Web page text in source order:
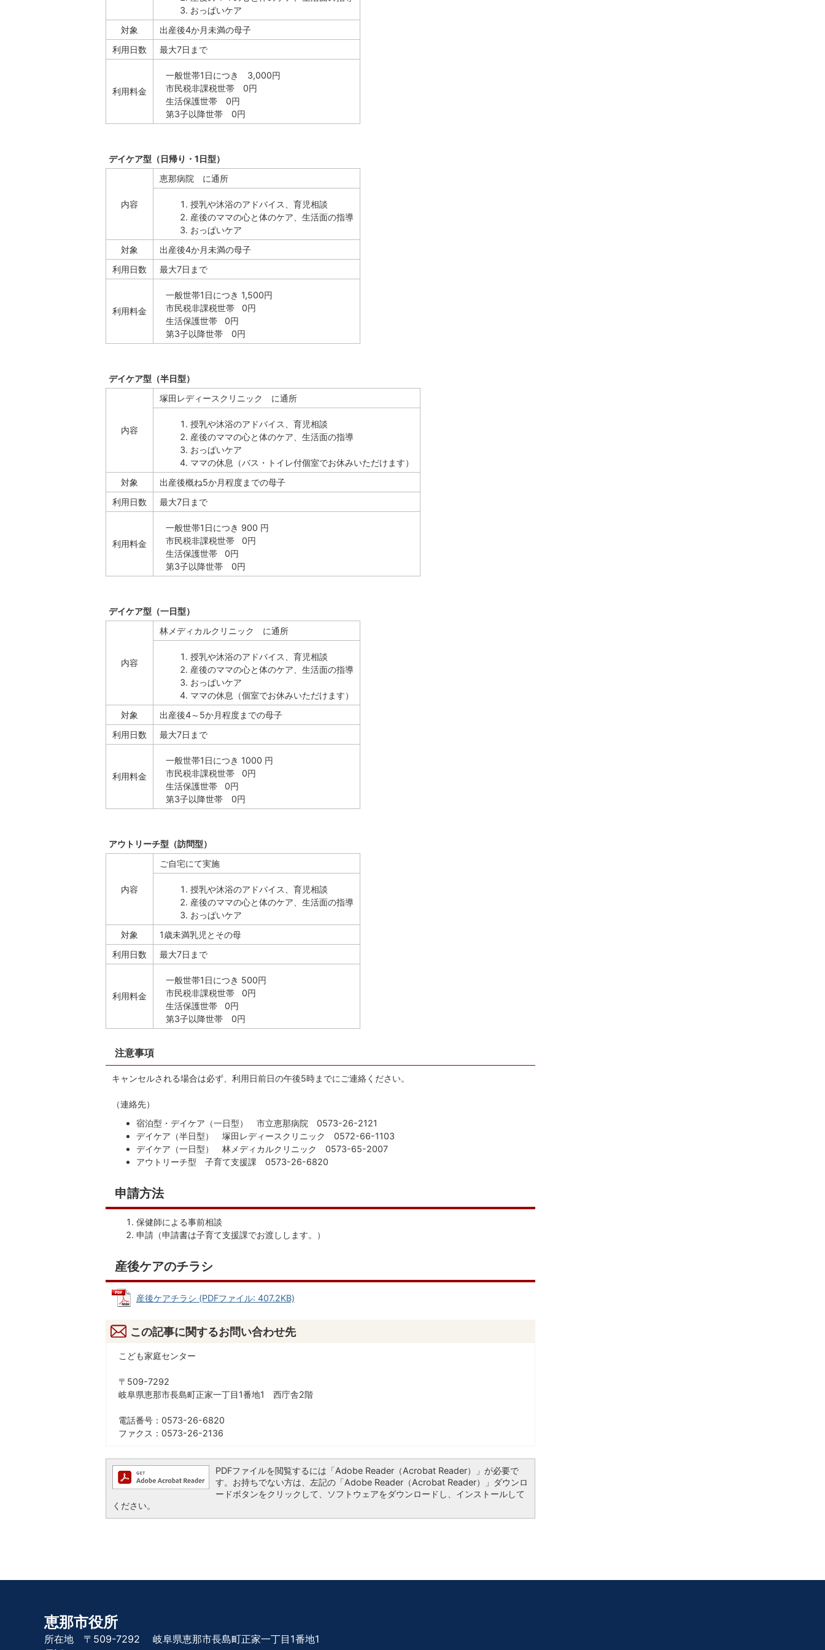
おっぱいケア
対象
出産後4か月未満の母子
利用日数
最大7日まで
利用料金
一般世帯1日につき 3,000円
市民税非課税世帯 0円
生活保護世帯 0円
第3子以降世帯 0円
デイケア型（日帰り・1日型）
内容
恵那病院 に通所
授乳や沐浴のアドバイス、育児相談
産後のママの心と体のケア、生活面の指導
おっぱいケア
対象
出産後4か月未満の母子
利用日数
最大7日まで
利用料金
一般世帯1日につき 1,500円
市民税非課税世帯 0円
生活保護世帯 0円
第3子以降世帯 0円
デイケア型（半日型）
内容
塚田レディースクリニック に通所
授乳や沐浴のアドバイス、育児相談
産後のママの心と体のケア、生活面の指導
おっぱいケア
ママの休息（バス・トイレ付個室でお休みいただけます）
対象
出産後概ね5か月程度までの母子
利用日数
最大7日まで
利用料金
一般世帯1日につき 900 円
市民税非課税世帯 0円
生活保護世帯 0円
第3子以降世帯 0円
デイケア型（一日型）
内容
林メディカルクリニック に通所
授乳や沐浴のアドバイス、育児相談
産後のママの心と体のケア、生活面の指導
おっぱいケア
ママの休息（個室でお休みいただけます）
対象
出産後4～5か月程度までの母子
利用日数
最大7日まで
利用料金
一般世帯1日につき 1000 円
市民税非課税世帯 0円
生活保護世帯 0円
第3子以降世帯 0円
アウトリーチ型（訪問型）
内容
ご自宅にて実施
授乳や沐浴のアドバイス、育児相談
産後のママの心と体のケア、生活面の指導
おっぱいケア
対象
1歳未満乳児とその母
利用日数
最大7日まで
利用料金
一般世帯1日につき 500円
市民税非課税世帯 0円
生活保護世帯 0円
第3子以降世帯 0円
注意事項
キャンセルされる場合は必ず、利用日前日の午後5時までにご連絡ください。
（連絡先）
宿泊型・デイケア（一日型） 市立恵那病院 0573-26-2121
デイケア（半日型） 塚田レディースクリニック 0572-66-1103
デイケア（一日型） 林メディカルクリニック 0573-65-2007
アウトリーチ型 子育て支援課 0573-26-6820
申請方法
保健師による事前相談
申請（申請書は子育て支援課でお渡しします。）
産後ケアのチラシ
産後ケアチラシ (PDFファイル: 407.2KB)
この記事に関するお問い合わせ先
こども家庭センター
〒509-7292
岐阜県恵那市長島町正家一丁目1番地1 西庁舎2階
電話番号：0573-26-6820
ファクス：0573-26-2136
PDFファイルを閲覧するには「Adobe Reader（Acrobat Reader）」が必要で
す。お持ちでない方は、左記の「Adobe Reader（Acrobat Reader）」ダウンロ
ードボタンをクリックして、ソフトウェアをダウンロードし、インストールして
ください。
恵那市役所
所在地 〒509-7292
岐阜県恵那市長島町正家一丁目1番地1